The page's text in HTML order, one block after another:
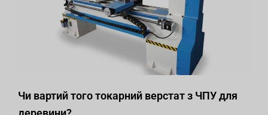
Чи вартий того токарний верстат з ЧПУ для